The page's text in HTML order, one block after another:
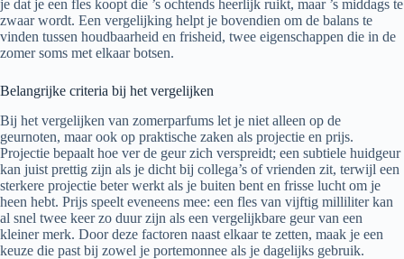
je dat je een fles koopt die ’s ochtends heerlijk ruikt, maar ’s middags te
zwaar wordt. Een vergelijking helpt je bovendien om de balans te
vinden tussen houdbaarheid en frisheid, twee eigenschappen die in de
zomer soms met elkaar botsen.
Belangrijke criteria bij het vergelijken
Bij het vergelijken van zomerparfums let je niet alleen op de
geurnoten, maar ook op praktische zaken als projectie en prijs.
Projectie bepaalt hoe ver de geur zich verspreidt; een subtiele huidgeur
kan juist prettig zijn als je dicht bij collega’s of vrienden zit, terwijl een
sterkere projectie beter werkt als je buiten bent en frisse lucht om je
heen hebt. Prijs speelt eveneens mee: een fles van vijftig milliliter kan
al snel twee keer zo duur zijn als een vergelijkbare geur van een
kleiner merk. Door deze factoren naast elkaar te zetten, maak je een
keuze die past bij zowel je portemonnee als je dagelijks gebruik.